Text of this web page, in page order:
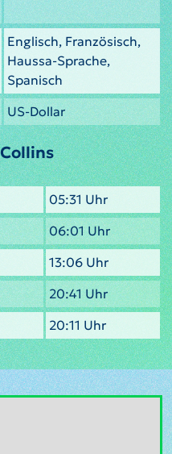
Englisch, Französisch,
Haussa-Sprache,
Spanisch
US-Dollar
05:31 Uhr
06:01 Uhr
13:06 Uhr
20:41 Uhr
20:11 Uhr